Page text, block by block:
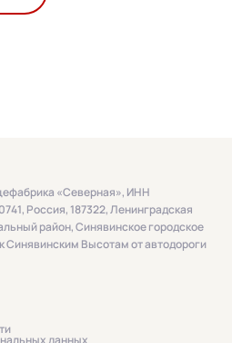
«Северная», ИНН
Россия, 187322, Ленинградская
район, Синявинское городское
Синявинским Высотам от автодороги